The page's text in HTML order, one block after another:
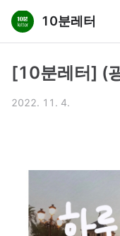
10분레터
[10분레터] (
2022. 11. 4.